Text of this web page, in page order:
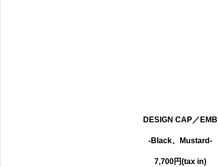
DESIGN CAP／EMB
-Black、Mustard-
7,700円(tax in)